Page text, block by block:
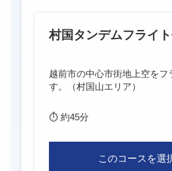
村国タンデムフライ
越前市の中心市街地上空をフ
す。（村国山エリア）
⏱約45分
このコースを選